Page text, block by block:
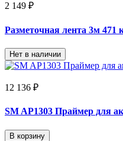
2 149 ₽
Разметочная лента 3м 471
Нет в наличии
12 136 ₽
SM AP1303 Праймер для
В корзину